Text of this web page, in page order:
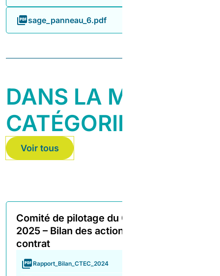
sage_panneau_6.pdf
DANS LA MÊME
CATÉGORIE
Voir tous
Comité de pilotage du 04 novembre
2025 – Bilan des actions 2024 du
contrat
Rapport_Bilan_CTEC_2024